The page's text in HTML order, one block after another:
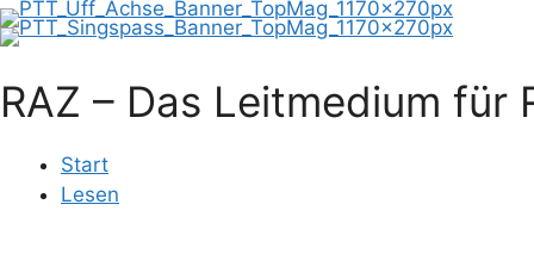
RAZ – Das Leitmedium für
Start
Lesen